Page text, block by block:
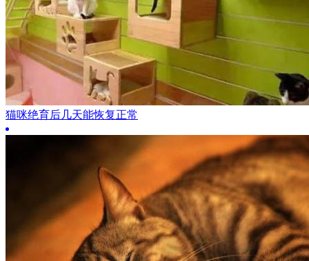
猫咪绝育后几天能恢复正常